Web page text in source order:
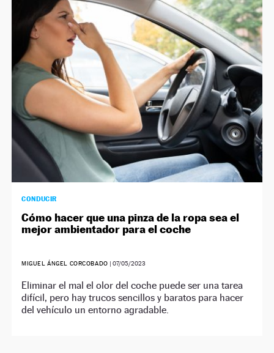
CONDUCIR
Cómo hacer que una pinza de la ropa sea el
mejor ambientador para el coche
MIGUEL ÁNGEL CORCOBADO |07/05/2023
Eliminar el mal el olor del coche puede ser una tarea
difícil, pero hay trucos sencillos y baratos para hacer
del vehículo un entorno agradable.